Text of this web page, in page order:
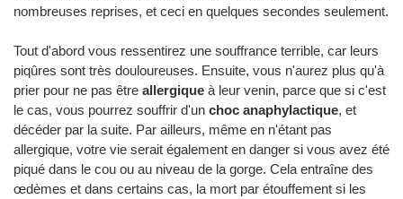
nombreuses reprises, et ceci en quelques secondes seulement.
Tout d'abord vous ressentirez une souffrance terrible, car leurs
piqûres sont très douloureuses. Ensuite, vous n'aurez plus qu'à
prier pour ne pas être allergique à leur venin, parce que si c'est
le cas, vous pourrez souffrir d'un choc anaphylactique, et
décéder par la suite. Par ailleurs, même en n'étant pas
allergique, votre vie serait également en danger si vous avez été
piqué dans le cou ou au niveau de la gorge. Cela entraîne des
œdèmes et dans certains cas, la mort par étouffement si les